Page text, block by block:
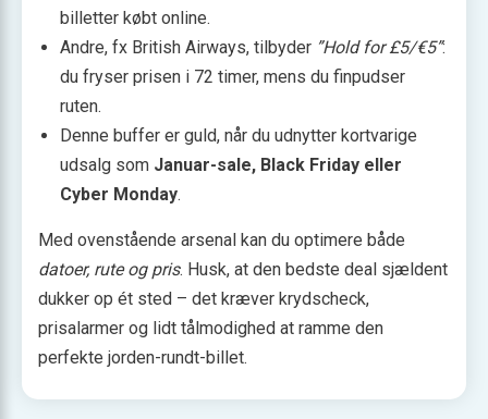
billetter købt online.
Andre, fx British Airways, tilbyder ”Hold for £5/€5”:
du fryser prisen i 72 timer, mens du finpudser
ruten.
Denne buffer er guld, når du udnytter kortvarige
udsalg som Januar-sale, Black Friday eller
Cyber Monday.
Med ovenstående arsenal kan du optimere både
datoer, rute og pris. Husk, at den bedste deal sjældent
dukker op ét sted – det kræver krydscheck,
prisalarmer og lidt tålmodighed at ramme den
perfekte jorden-rundt-billet.